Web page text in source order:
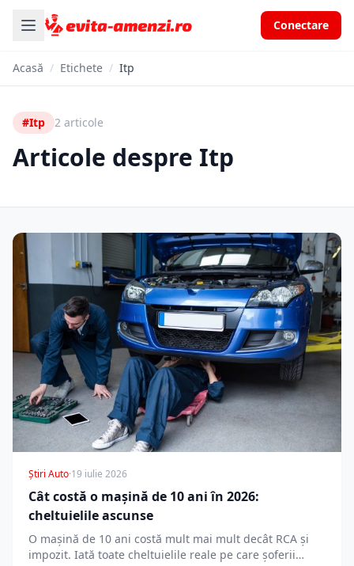
Conectare
Acasă / Etichete / Itp
#Itp 2 articole
Articole despre Itp
Știri Auto·19 iulie 2026
Cât costă o mașină de 10 ani în 2026:
cheltuielile ascunse
O mașină de 10 ani costă mult mai mult decât RCA și
impozit. Iată toate cheltuielile reale pe care șoferii…